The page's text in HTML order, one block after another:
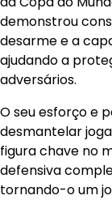
demonstrou
desarme e a
ajudando a
adversários.
O seu esforço e
desmantelar
figura chave no
defensiva
tornando-o um